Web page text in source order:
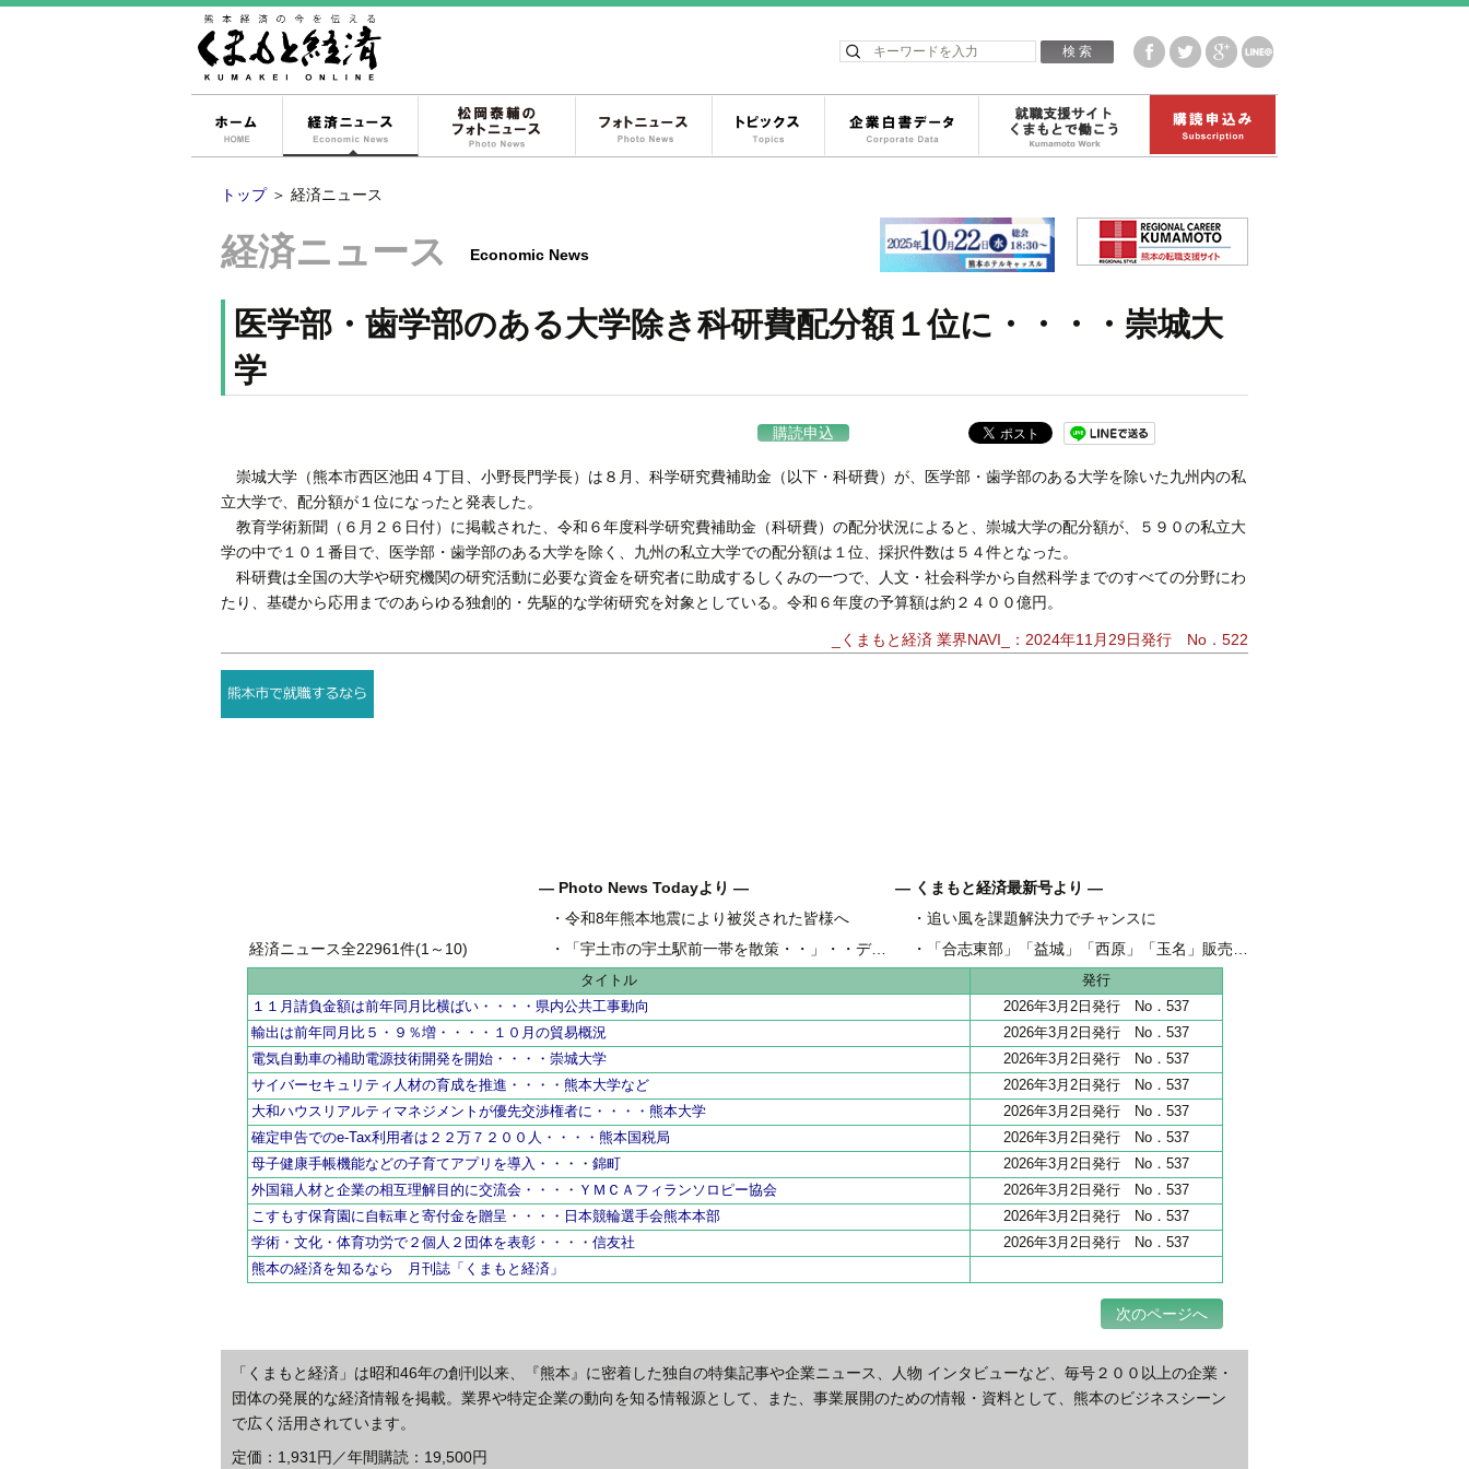
経済ニュース 企業白書データ
トップ ＞ 経済ニュース
経済ニュース Economic News
医学部・歯学部のある大学除き科研費配分額１位に・・・・崇城大
学
購読申込
崇城大学（熊本市西区池田４丁目、小野長門学長）は８月、科学研究費補助金（以下・科研費）が、医学部・歯学部のある大学を除いた九州内の私
立大学で、配分額が１位になったと発表した。
教育学術新聞（６月２６日付）に掲載された、令和６年度科学研究費補助金（科研費）の配分状況によると、崇城大学の配分額が、５９０の私立大
学の中で１０１番目で、医学部・歯学部のある大学を除く、九州の私立大学での配分額は１位、採択件数は５４件となった。
科研費は全国の大学や研究機関の研究活動に必要な資金を研究者に助成するしくみの一つで、人文・社会科学から自然科学までのすべての分野にわ
たり、基礎から応用までのあらゆる独創的・先駆的な学術研究を対象としている。令和６年度の予算額は約２４００億円。
_くまもと経済 業界NAVI_：2024年11月29日発行 No．522
― Photo News Todayより ―
・令和8年熊本地震により被災された皆様へ
・
「宇土市の宇土駅前一帯を散策・・」・・デジカメ松岡の昼散策
― くまもと経済最新号より ―
・追い風を課題解決力でチャンスに
県内地域金融 伴走支援強化し、新たな資金需要を開拓
・
「合志東部」「益城」「西原」「玉名」販売好調
県内工業団地 全206haうち65haが分譲開始
経済ニュース全22961件(1～10)
タイトル
発行
１１月請負金額は前年同月比横ばい・・・・県内公共工事動向
2026年3月2日発行 No．537
輸出は前年同月比５・９％増・・・・１０月の貿易概況
2026年3月2日発行 No．537
電気自動車の補助電源技術開発を開始・・・・崇城大学
2026年3月2日発行 No．537
サイバーセキュリティ人材の育成を推進・・・・熊本大学など
2026年3月2日発行 No．537
大和ハウスリアルティマネジメントが優先交渉権者に・・・・熊本大学
2026年3月2日発行 No．537
確定申告でのe-Tax利用者は２２万７２００人・・・・熊本国税局
2026年3月2日発行 No．537
母子健康手帳機能などの子育てアプリを導入・・・・錦町
2026年3月2日発行 No．537
外国籍人材と企業の相互理解目的に交流会・・・・ＹＭＣＡフィランソロピー協会
2026年3月2日発行 No．537
こすもす保育園に自転車と寄付金を贈呈・・・・日本競輪選手会熊本本部
2026年3月2日発行 No．537
学術・文化・体育功労で２個人２団体を表彰・・・・信友社
2026年3月2日発行 No．537
熊本の経済を知るなら 月刊誌「くまもと経済」
次のページへ
「くまもと経済」は昭和46年の創刊以来、『熊本』に密着した独自の特集記事や企業ニュース、人物 インタビューなど、毎号２００以上の企業・
団体の発展的な経済情報を掲載。業界や特定企業の動向を知る情報源として、また、事業展開のための情報・資料として、熊本のビジネスシーン
で広く活用されています。
定価：1,931円／年間購読：19,500円